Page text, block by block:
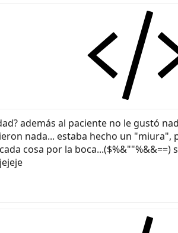
además al paciente no le gustó
nada... estaba hecho un "miura",
cosa por la boca...($%&""%&&==)